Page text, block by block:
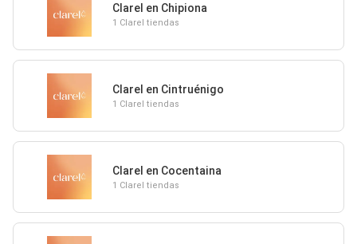
Clarel en Chipiona
1 Clarel tiendas
Clarel en Cintruénigo
1 Clarel tiendas
Clarel en Cocentaina
1 Clarel tiendas